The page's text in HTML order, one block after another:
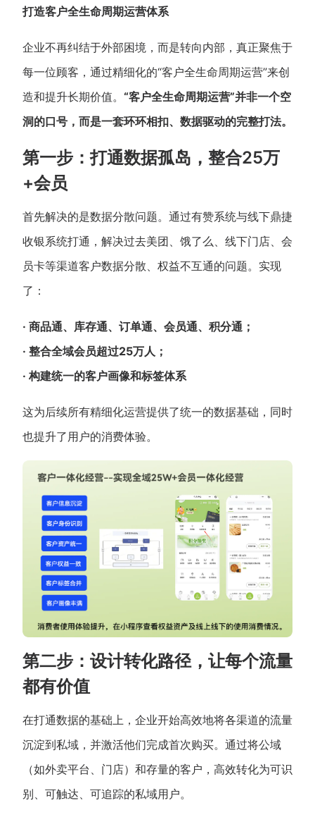
打造客户全生命周期运营体系
企业不再纠结于外部困境，而是转向内部，真正聚焦于
每一位顾客，通过精细化的“客户全生命周期运营”来创
造和提升长期价值。 “客户全生命周期运营”并非一个空
洞的口号，而是一套环环相扣、数据驱动的完整打法。
第一步：打通数据孤岛，整合25万
+会员
首先解决的是数据分散问题。通过有赞系统与线下鼎捷
收银系统打通，解决过去美团、饿了么、线下门店、会
员卡等渠道客户数据分散、权益不互通的问题。实现
了：
· 商品通、库存通、订单通、会员通、积分通；
· 整合全域会员超过25万人；
· 构建统一的客户画像和标签体系
这为后续所有精细化运营提供了统一的数据基础，同时
也提升了用户的消费体验。
第二步：设计转化路径，让每个流量
都有价值
在打通数据的基础上，企业开始高效地将各渠道的流量
沉淀到私域，并激活他们完成首次购买。通过将公域
（如外卖平台、门店）和存量的客户，高效转化为可识
别、可触达、可追踪的私域用户。